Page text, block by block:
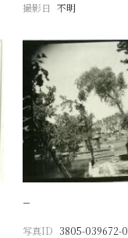
撮影日 不明
−
写真ID 3805-039672-0